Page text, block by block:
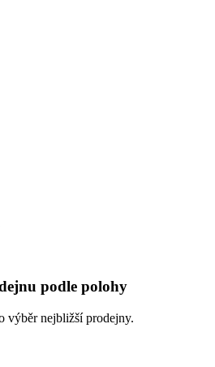
podle polohy
výběr nejbližší prodejny.